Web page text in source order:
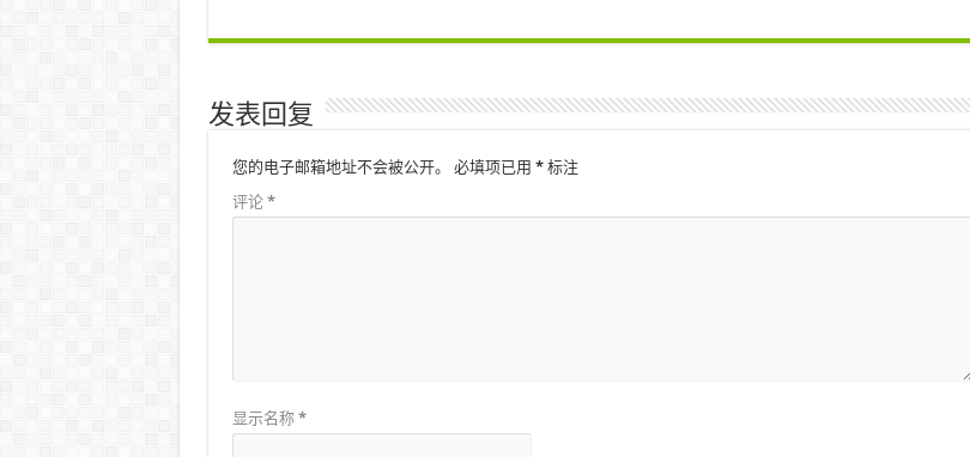
发表回复
您的电子邮箱地址不会被公开。 必填项已用 *标注
评论 *
显示名称 *